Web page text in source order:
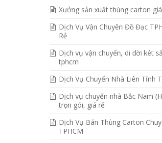
Xưởng sản xuất thùng carton
Dịch Vụ Vận Chuyên Đồ Đạc
Rẻ
Dịch vụ vận chuyển, di dời két
tphcm
Dịch Vụ Chuyển Nhà Liên Tỉnh
Dịch vụ chuyển nhà Bắc Nam
trọn gói, giá rẻ
Dịch Vụ Bán Thùng Carton
TPHCM